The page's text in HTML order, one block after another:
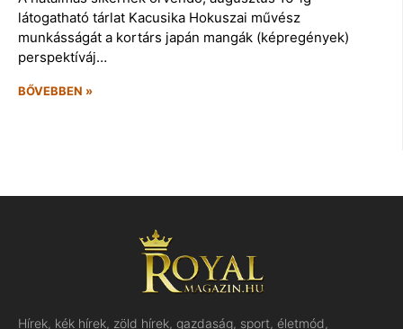
látogatható tárlat Kacusika Hokuszai művész
munkásságát a kortárs japán mangák (képregények)
perspektíváj…
BŐVEBBEN »
Hírek, kék hírek, zöld hírek, gazdaság, sport, életmód,